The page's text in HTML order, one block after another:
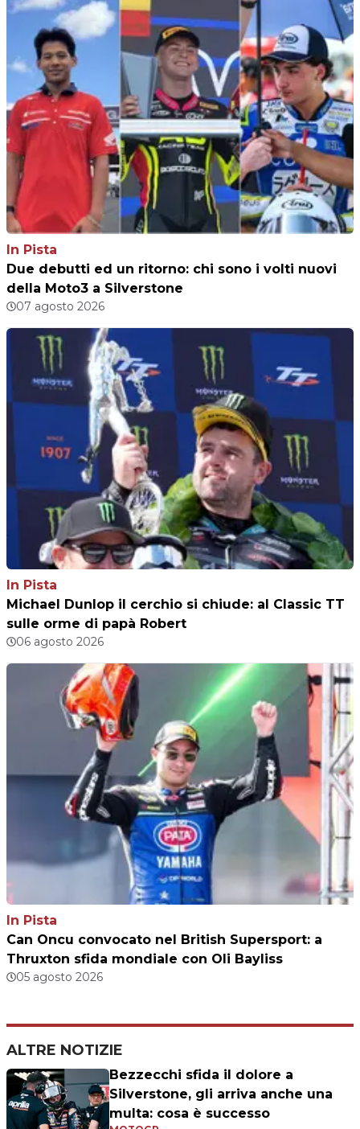
In Pista
Due debutti ed un ritorno: chi sono i volti nuovi
della Moto3 a Silverstone
07 agosto 2026
In Pista
Michael Dunlop il cerchio si chiude: al Classic TT
sulle orme di papà Robert
06 agosto 2026
In Pista
Can Oncu convocato nel British Supersport: a
Thruxton sfida mondiale con Oli Bayliss
05 agosto 2026
ALTRE NOTIZIE
Bezzecchi sfida il dolore a
Silverstone, gli arriva anche una
multa: cosa è successo